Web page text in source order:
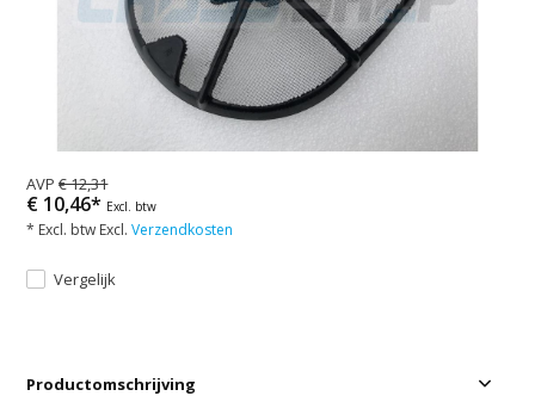
AVP€ 12,31
€ 10,46* Excl. btw
* Excl. btw Excl.Verzendkosten
Vergelijk
Productomschrijving